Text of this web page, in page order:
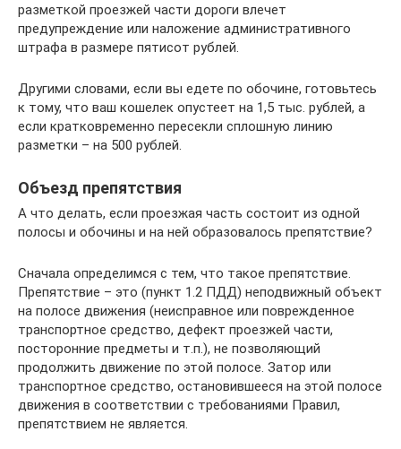
разметкой проезжей части дороги влечет
предупреждение или наложение административного
штрафа в размере пятисот рублей.
Другими словами, если вы едете по обочине, готовьтесь
к тому, что ваш кошелек опустеет на 1,5 тыс. рублей, а
если кратковременно пересекли сплошную линию
разметки – на 500 рублей.
Объезд препятствия
А что делать, если проезжая часть состоит из одной
полосы и обочины и на ней образовалось препятствие?
Сначала определимся с тем, что такое препятствие.
Препятствие – это (пункт 1.2 ПДД) неподвижный объект
на полосе движения (неисправное или поврежденное
транспортное средство, дефект проезжей части,
посторонние предметы и т.п.), не позволяющий
продолжить движение по этой полосе. Затор или
транспортное средство, остановившееся на этой полосе
движения в соответствии с требованиями Правил,
препятствием не является.